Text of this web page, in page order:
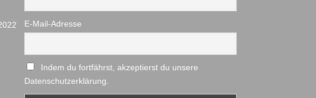
E-Mail-Adresse
Indem du fortfährst, akzeptierst du unsere
Datenschutzerklärung.